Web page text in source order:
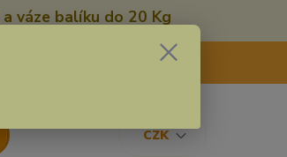
váze balíku do 20 Kg
CZK
8:00 - 16:30